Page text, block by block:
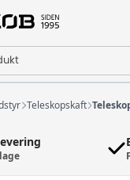
Teleskopskaft